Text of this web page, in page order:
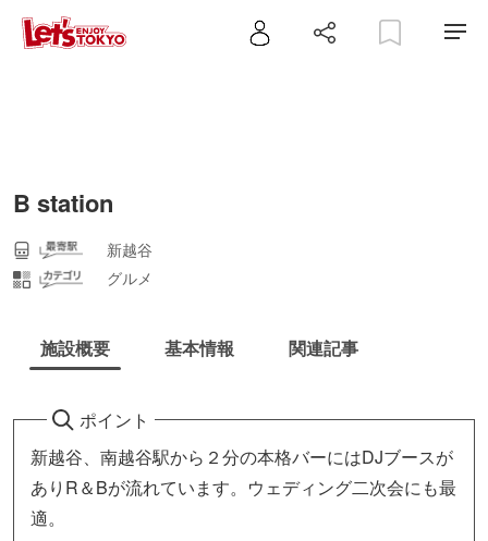
B station
新越谷
グルメ
施設概要 基本情報 関連記事
ポイント
新越谷、南越谷駅から２分の本格バーにはDJブースが
ありR＆Bが流れています。ウェディング二次会にも最
適。